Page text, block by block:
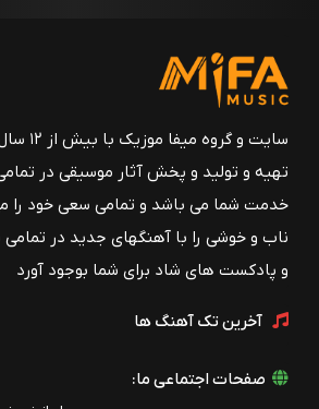
سایت و
تهیه و تولید و پخش آثار موسیقی در
خدمت شما می باشد و تمامی سعی خود را
ناب و خوشی را با آهنگهای جدید در
و پادکست های شاد برای شما بوجود آورد
آخرین تک آهنگ ها
صفحات اجتماعی ما: